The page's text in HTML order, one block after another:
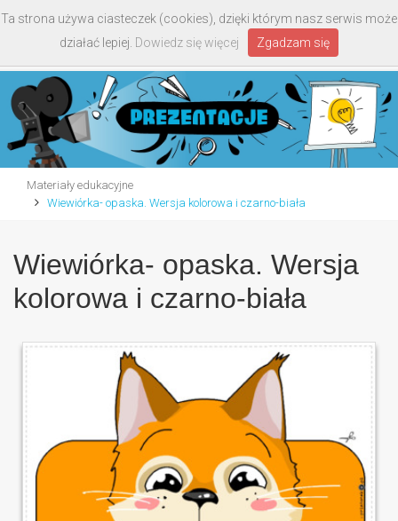
Materiały edukacyjne
Wiewiórka- opaska. Wersja kolorowa i czarno-biała
Wiewiórka- opaska. Wersja
kolorowa i czarno-biała
Ta strona używa ciasteczek (cookies), dzięki którym nasz serwis może
działać lepiej. Dowiedz się więcej Zgadzam się